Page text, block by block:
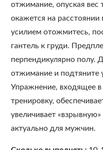
отжимание, опуская вес
окажется на
усилием отожмитесь,
гантель к груди.
перпендикулярно полу.
отжимание и подтяните
Упражнение, входящее
тренировку,
увеличивает
актуально для мужчин.